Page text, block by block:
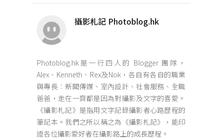
攝影札記 Photoblog.hk
Photoblog.hk是一行四人的 Blogger 團隊，
Alex、Kenneth、Rex及Nok，各自有各自的職業
與專長︰新聞傳媒、室內設計、社會服務、全職
爸爸，走在一齊都是因為對攝影及文字的喜愛。
《攝影札記》是指用文字記錄攝影者心路歷程的
筆記本。我們之所以稱之為《攝影札記》，能印
證各位攝影愛好者在攝影路上的成長歷程。